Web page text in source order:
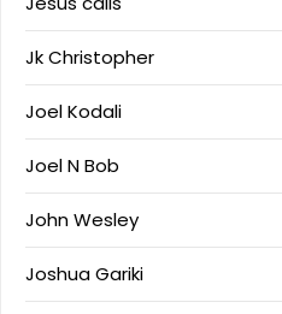
Jk Christopher
Joel Kodali
Joel N Bob
John Wesley
Joshua Gariki